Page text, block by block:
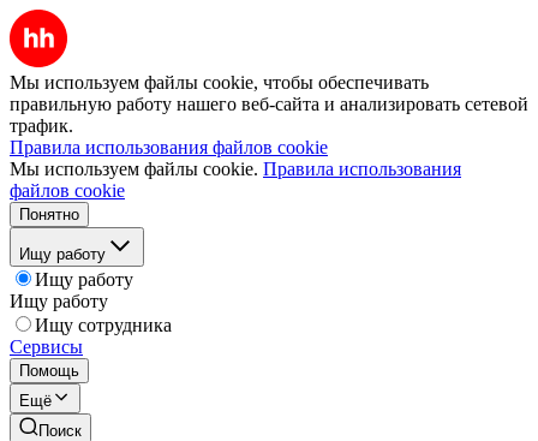
Мы используем файлы cookie, чтобы обеспечивать
правильную работу нашего веб-сайта и анализировать сетевой
трафик.
Правила использования файлов cookie
Мы используем файлы cookie. Правила использования
файлов cookie
Понятно
Ищу работу
Ищу работу
Ищу работу
Ищу сотрудника
Сервисы
Помощь
Ещё
Поиск